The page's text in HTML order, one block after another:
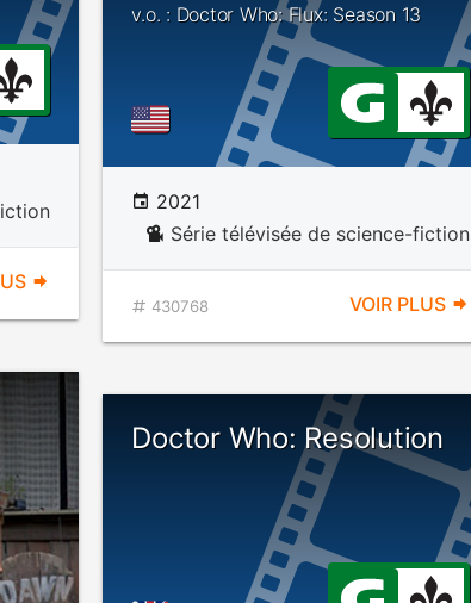
v.o. : Doctor Who: Flux: Season 13
2021
Série télévisée de science-fiction
430768 VOIR PLUS
Doctor Who: Resolution